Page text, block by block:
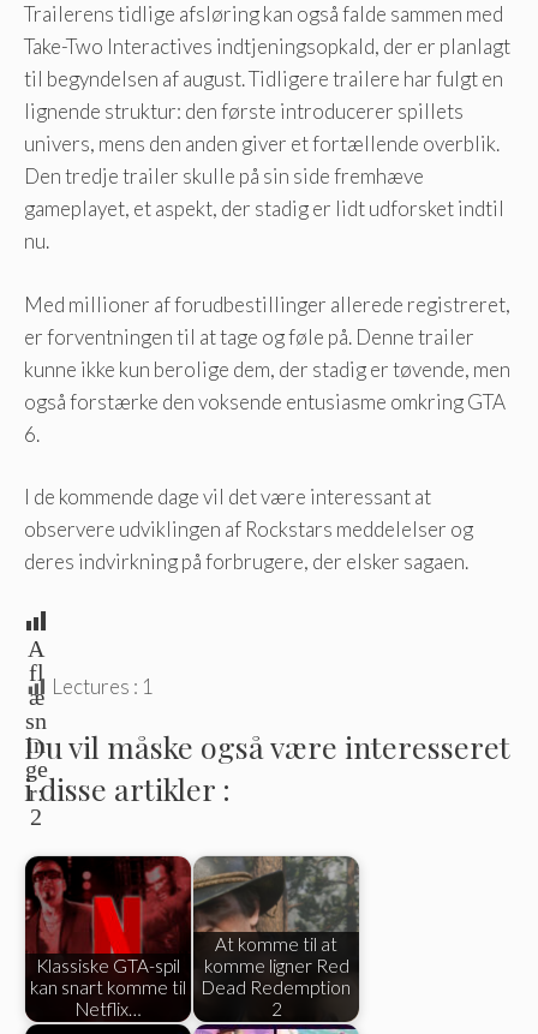
Trailerens tidlige afsløring kan også falde sammen med
Take-Two Interactives indtjeningsopkald, der er planlagt
til begyndelsen af ​​august. Tidligere trailere har fulgt en
lignende struktur: den første introducerer spillets
univers, mens den anden giver et fortællende overblik.
Den tredje trailer skulle på sin side fremhæve
gameplayet, et aspekt, der stadig er lidt udforsket indtil
nu.
Med millioner af forudbestillinger allerede registreret,
er forventningen til at tage og føle på. Denne trailer
kunne ikke kun berolige dem, der stadig er tøvende, men
også forstærke den voksende entusiasme omkring GTA
6.
I de kommende dage vil det være interessant at
observere udviklingen af ​​Rockstars meddelelser og
deres indvirkning på forbrugere, der elsker sagaen.
A
fl
æ
sn
in
ge
r:
2
Lectures : 1
Du vil måske også være interesseret
i disse artikler :
Klassiske GTA-spil
kan snart komme til
Netflix…
At komme til at
komme ligner Red
Dead Redemption
2